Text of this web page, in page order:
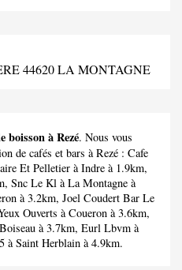
44620 LA MONTAGNE
boisson à Rezé. Nous vous
de cafés et bars à Rezé : Cafe
Et Pelletier à Indre à 1.9km,
Snc Le Kl à La Montagne à
à 3.2km, Joel Coudert Bar Le
Ouverts à Coueron à 3.6km,
à 3.7km, Eurl Lbvm à
à Saint Herblain à 4.9km.